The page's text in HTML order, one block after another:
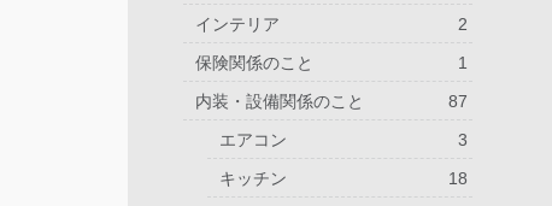
インテリア
2
保険関係のこと
1
内装・設備関係のこと
87
エアコン
3
キッチン
18